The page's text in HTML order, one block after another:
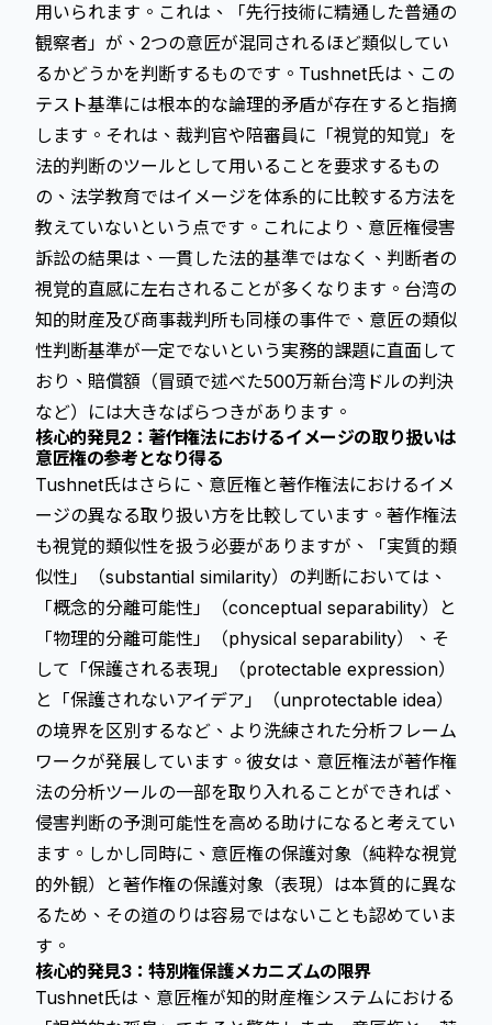
用いられます。これは、「先行技術に精通した普通の
観察者」が、2つの意匠が混同されるほど類似してい
るかどうかを判断するものです。Tushnet氏は、この
テスト基準には根本的な論理的矛盾が存在すると指摘
します。それは、裁判官や陪審員に「視覚的知覚」を
法的判断のツールとして用いることを要求するもの
の、法学教育ではイメージを体系的に比較する方法を
教えていないという点です。これにより、意匠権侵害
訴訟の結果は、一貫した法的基準ではなく、判断者の
視覚的直感に左右されることが多くなります。台湾の
知的財産及び商事裁判所も同様の事件で、意匠の類似
性判断基準が一定でないという実務的課題に直面して
おり、賠償額（冒頭で述べた500万新台湾ドルの判決
など）には大きなばらつきがあります。
核心的発見2：著作権法におけるイメージの取り扱いは
意匠権の参考となり得る
Tushnet氏はさらに、意匠権と著作権法におけるイメ
ージの異なる取り扱い方を比較しています。著作権法
も視覚的類似性を扱う必要がありますが、「実質的類
似性」（substantial similarity）の判断においては、
「概念的分離可能性」（conceptual separability）と
「物理的分離可能性」（physical separability）、そ
して「保護される表現」（protectable expression）
と「保護されないアイデア」（unprotectable idea）
の境界を区別するなど、より洗練された分析フレーム
ワークが発展しています。彼女は、意匠権法が著作権
法の分析ツールの一部を取り入れることができれば、
侵害判断の予測可能性を高める助けになると考えてい
ます。しかし同時に、意匠権の保護対象（純粋な視覚
的外観）と著作権の保護対象（表現）は本質的に異な
るため、その道のりは容易ではないことも認めていま
す。
核心的発見3：特別権保護メカニズムの限界
Tushnet氏は、意匠権が知的財産権システムにおける